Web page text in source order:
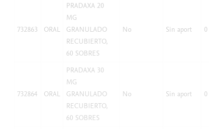
732863 ORAL
PRADAXA 20
MG
GRANULADO
RECUBIERTO,
60 SOBRES
No Sin aport 0
732864 ORAL
PRADAXA 30
MG
GRANULADO
RECUBIERTO,
60 SOBRES
No Sin aport 0